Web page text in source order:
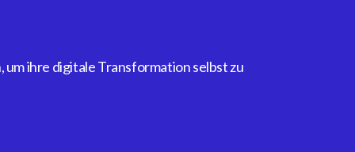
ihre digitale Transformation selbst zu